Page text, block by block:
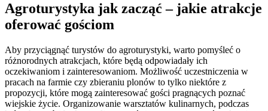
Agroturystyka jak zacząć – jakie atrakcje
oferować gościom
Aby przyciągnąć turystów do agroturystyki, warto pomyśleć o
różnorodnych atrakcjach, które będą odpowiadały ich
oczekiwaniom i zainteresowaniom. Możliwość uczestniczenia w
pracach na farmie czy zbieraniu plonów to tylko niektóre z
propozycji, które mogą zainteresować gości pragnących poznać
wiejskie życie. Organizowanie warsztatów kulinarnych, podczas